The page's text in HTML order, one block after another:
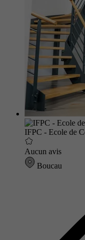
IFPC - Ecole de
Aucun avis
Boucau